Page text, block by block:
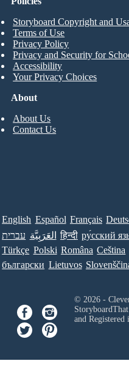
About
About Us
Contact Us
Storyboard Copyright and
Terms of Use
Privacy Policy
Privacy and Security for
Accessibility
Your Privacy Choices
English Español Français
עברית العَرَبِيَّة हिन्दी ру́сский
Türkçe Polski Româna Ceština
български Lietuvos
© 2026 -
and